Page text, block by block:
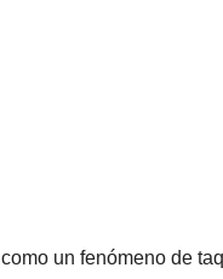
un fenómeno de